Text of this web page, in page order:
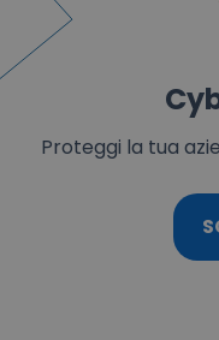
Proteggi la tua